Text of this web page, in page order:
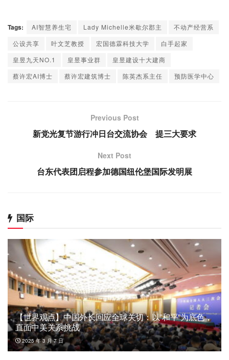
Tags: AI智慧养生宅 Lady Michelle米歇尔郡主
不动产经营系
公设共享
叶文芝教授 宏国德霖科技大学
白手起家
皇昱九天NO.1
皇昱事业群
皇昱建设十大建商
蔡许宏AI博士
蔡许宏建筑博士 陈英杰系主任 预防医学中心
Previous Post
新党光复节游行冲日台交流协会 提三大要求
Next Post
台东代表团启程参加德国纽伦堡国际发明展
国际
【世界观点】中国外长回应全球关切：以”和平”为底色，
直面中美关系挑战
2025 年 3 月 7 日